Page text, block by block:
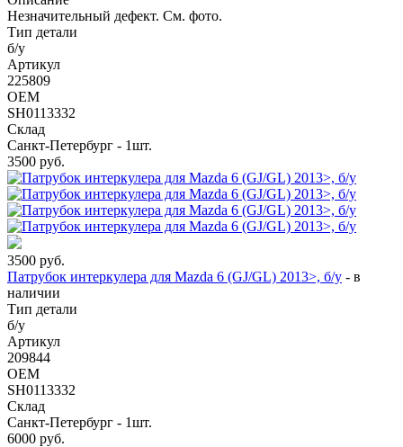
Незначительный дефект. См. фото.
Тип детали
б/у
Артикул
225809
OEM
SH0113332
Склад
Санкт-Петербург - 1шт.
3500 руб.
3500 руб.
Патрубок интеркулера для Mazda 6 (GJ/GL) 2013>, б/у - в
наличии
Тип детали
б/у
Артикул
209844
OEM
SH0113332
Склад
Санкт-Петербург - 1шт.
6000 руб.